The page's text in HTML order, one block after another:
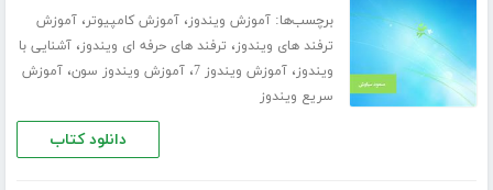
برچسب‌ها:آموزش ویندوز،آموزش کامپیوتر،آموزش
ترفند های ویندوز، ترفند های حرفه ای ویندوز،آشنایی با
ویندوز،آموزش ویندوز 7 ،آموزش ویندوز سون،آموزش
سریع ویندوز
دانلود کتاب